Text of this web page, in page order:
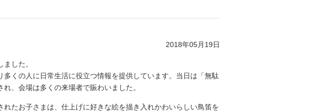
）
2018年05月19日
した。
くの人に日常生活に役立つ情報を提供しています。当日は「無駄
、会場は多くの来場者で賑わいました。
たお子さまは、仕上げに好きな絵を描き入れかわいらしい鳥笛を